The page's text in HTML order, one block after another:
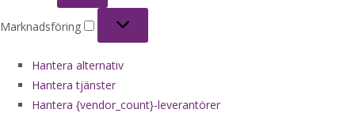
Marknadsföring
Hantera alternativ
Hantera tjänster
Hantera {vendor_count}-leverantörer